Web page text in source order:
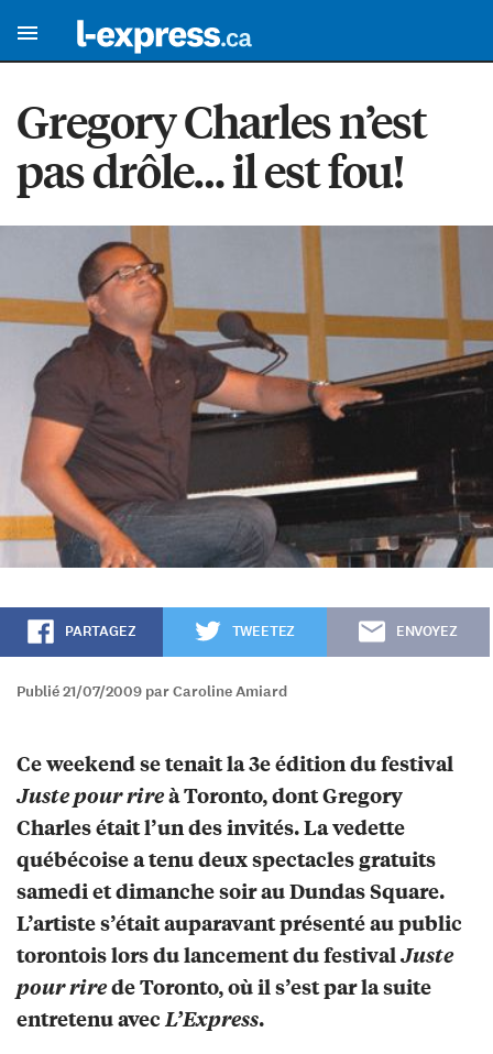
Gregory Charles n’est
pas drôle… il est fou!
PARTAGEZ TWEETEZ ENVOYEZ
Publié 21/07/2009 par Caroline Amiard
Ce weekend se tenait la 3e édition du festival
Juste pour rireà Toronto, dont Gregory
Charles était l’un des invités. La vedette
québécoise a tenu deux spectacles gratuits
samedi et dimanche soir au Dundas Square.
L’artiste s’était auparavant présenté au public
torontois lors du lancement du festivalJuste
pour rirede Toronto, où il s’est par la suite
entretenu avecL’Express.